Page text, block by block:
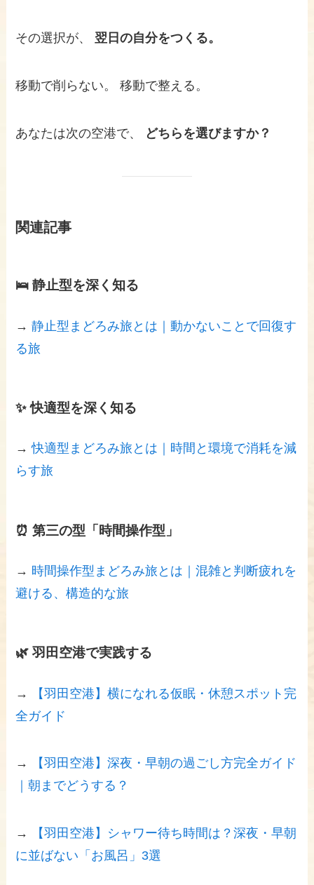
その選択が、 翌日の自分をつくる。
移動で削らない。 移動で整える。
あなたは次の空港で、 どちらを選びますか？
関連記事
🛌 静止型を深く知る
→静止型まどろみ旅とは｜動かないことで回復す
る旅
✨ 快適型を深く知る
→快適型まどろみ旅とは｜時間と環境で消耗を減
らす旅
⏰ 第三の型「時間操作型」
→ 時間操作型まどろみ旅とは｜混雑と判断疲れを
避ける、構造的な旅
🌿 羽田空港で実践する
→
【羽田空港】横になれる仮眠・休憩スポット完
全ガイド
→
【羽田空港】深夜・早朝の過ごし方完全ガイド
｜朝までどうする？
→
【羽田空港】シャワー待ち時間は？深夜・早朝
に並ばない「お風呂」3選